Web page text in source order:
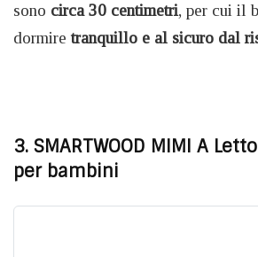
sono circa 30 centimetri, per cui il
dormire tranquillo e al sicuro dal
3. SMARTWOOD MIMI A
per bambini